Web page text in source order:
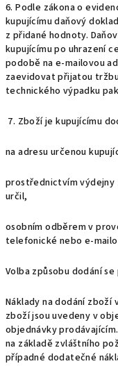
6. Podle zákona o
kupujícímu daňový
z přidané hodnoty.
kupujícímu po uhrazení
podobě na e-mailovou
zaevidovat přijatou
technického výpadku
7. Zboží je kupujícímu
na adresu určenou
prostřednictvím výdejny
určil,
osobním odběrem v
telefonické nebo e-
Volba způsobu dodání
Náklady na dodání
zboží jsou uvedeny v
objednávky
na základě zvláštního
případné dodatečné